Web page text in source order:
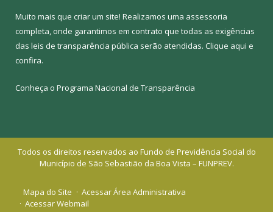
Muito mais que criar um site! Realizamos uma assessoria
completa, onde garantimos em contrato que todas as exigências
das leis de transparência pública serão atendidas. Clique aqui e
confira.
Conheça o Programa Nacional de Transparência
Todos os direitos reservados ao Fundo de Previdência Social do
Município de São Sebastião da Boa Vista – FUNPREV.
Mapa do Site
Acessar Área Administrativa
Acessar Webmail